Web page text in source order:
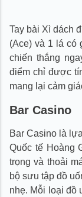
Tay bài Xì dách
(Ace) và 1 lá có
chiến thắng
điểm chỉ được
mang lại cảm
Bar Casino
Bar Casino là
Quốc tế Hoàng
trọng và thoải
bộ sưu tập đồ
nhẹ. Mỗi loại đồ